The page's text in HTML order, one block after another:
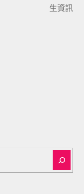
生資訊